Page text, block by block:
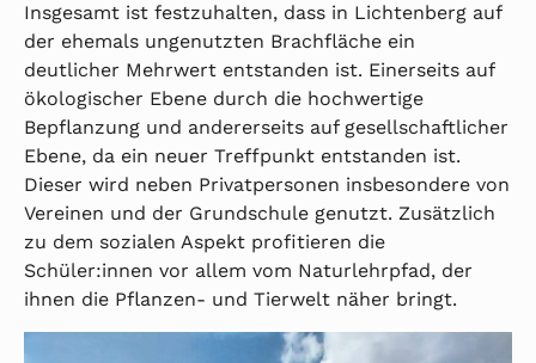
Insgesamt ist festzuhalten, dass in Lichtenberg auf
der ehemals ungenutzten Brachfläche ein
deutlicher Mehrwert entstanden ist. Einerseits auf
ökologischer Ebene durch die hochwertige
Bepflanzung und andererseits auf gesellschaftlicher
Ebene, da ein neuer Treffpunkt entstanden ist.
Dieser wird neben Privatpersonen insbesondere von
Vereinen und der Grundschule genutzt. Zusätzlich
zu dem sozialen Aspekt profitieren die
Schüler:innen vor allem vom Naturlehrpfad, der
ihnen die Pflanzen- und Tierwelt näher bringt.